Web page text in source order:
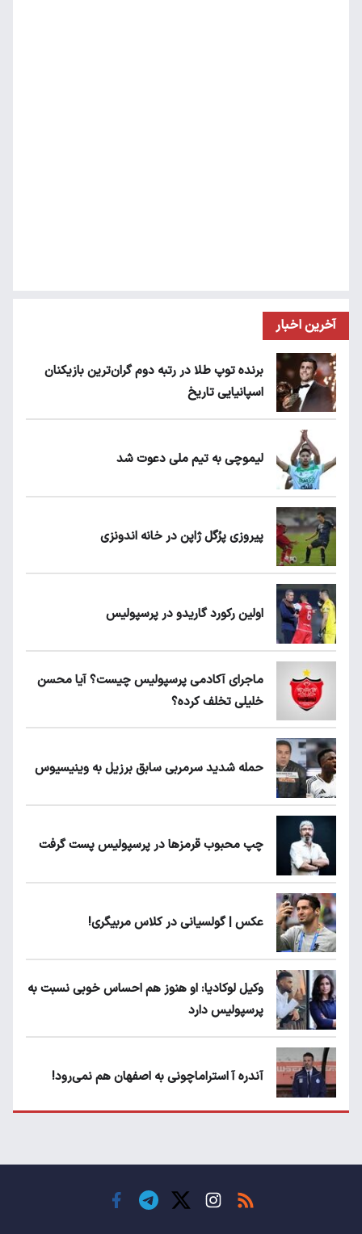
آخرین اخبار
برنده توپ طلا در رتبه دوم گران‌ترین بازیکنان
اسپانیایی تاریخ
لیموچی به تیم ملی دعوت شد
پیروزی پرُگل ژاپن در خانه اندونزی
اولین رکورد گاریدو در پرسپولیس
ماجرای آکادمی پرسپولیس چیست؟ آیا محسن
خلیلی تخلف کرده؟
حمله شدید سرمربی سابق برزیل به وینیسیوس
چپ محبوب قرمزها در پرسپولیس پست گرفت
عکس | گولسیانی در کلاس مربیگری!
وکیل لوکادیا: او هنوز هم احساس خوبی نسبت به
پرسپولیس دارد
آندره آ استراماچونی به اصفهان هم نمی‌رود!
حسن روی هوا!